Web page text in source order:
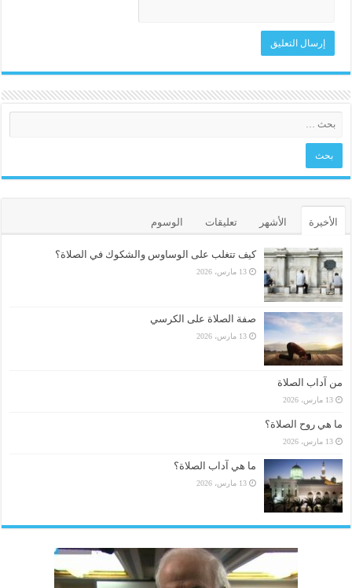
الأخيرة الأشهر تعليقات الوسوم
كيف تتغلب على الوساوس والشكوك في الصلاة؟
13 مارس، 2026
صفة الصلاة على الكرسي
13 مارس، 2026
من آداب الصلاة
13 مارس، 2026
ما هي روح الصلاة؟
13 مارس، 2026
ما هي آداب الصلاة؟
13 مارس، 2026